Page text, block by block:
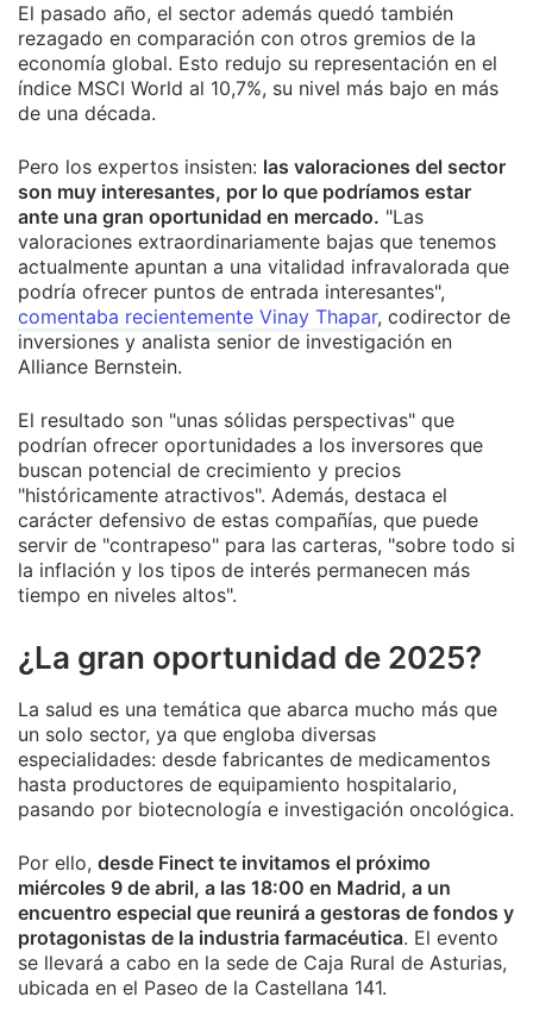
El pasado año, el sector además quedó también
rezagado en comparación con otros gremios de la
economía global. Esto redujo su representación en el
índice MSCI World al 10,7%, su nivel más bajo en más
de una década.
Pero los expertos insisten: las valoraciones del sector
son muy interesantes, por lo que podríamos estar
ante una gran oportunidad en mercado. "Las
valoraciones extraordinariamente bajas que tenemos
actualmente apuntan a una vitalidad infravalorada que
podría ofrecer puntos de entrada interesantes",
comentaba recientemente Vinay Thapar, codirector de
inversiones y analista senior de investigación en
Alliance Bernstein.
El resultado son "unas sólidas perspectivas" que
podrían ofrecer oportunidades a los inversores que
buscan potencial de crecimiento y precios
"históricamente atractivos". Además, destaca el
carácter defensivo de estas compañías, que puede
servir de "contrapeso" para las carteras, "sobre todo si
la inflación y los tipos de interés permanecen más
tiempo en niveles altos".
¿La gran oportunidad de 2025?
La salud es una temática que abarca mucho más que
un solo sector, ya que engloba diversas
especialidades: desde fabricantes de medicamentos
hasta productores de equipamiento hospitalario,
pasando por biotecnología e investigación oncológica.
Por ello, desde Finect te invitamos el próximo
miércoles 9 de abril, a las 18:00 en Madrid, a un
encuentro especial que reunirá a gestoras de fondos y
protagonistas de la industria farmacéutica. El evento
se llevará a cabo en la sede de Caja Rural de Asturias,
ubicada en el Paseo de la Castellana 141.